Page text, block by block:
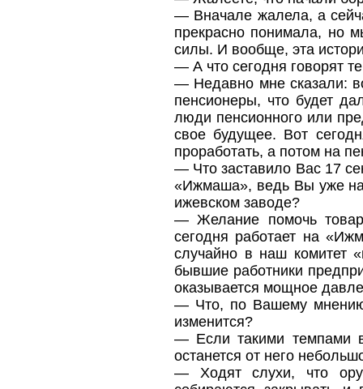
— Вначале жалела, а
прекрасно понимала, но
силы. И вообще, эта
— А что сегодня говорят
— Недавно мне сказали:
пенсионеры, что будет
люди пенсионного или
свое будущее. Вот
проработать, а потом на
— Что заставило Вас 17
«Ижмаша», ведь Вы уже на
ижевском заводе?
— Желание помочь
сегодня работает на
случайно в наш комитет
бывшие работники
оказывается мощное
— Что, по Вашему мнению,
изменится?
— Если такими темпами
останется от него
— Ходят слухи, что